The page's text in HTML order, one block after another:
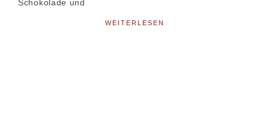
Schokolade und
WEITERLESEN